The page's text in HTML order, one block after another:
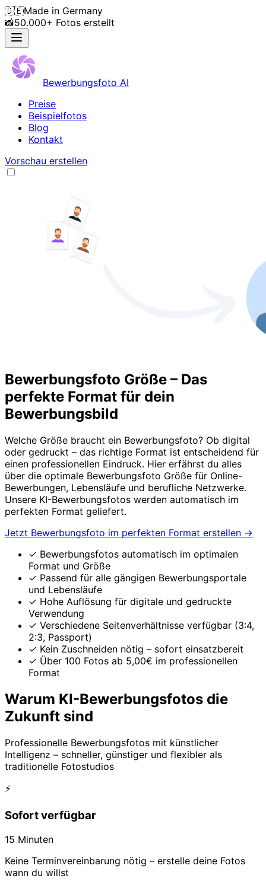
🇩🇪Made in Germany
📸50.000+ Fotos erstellt
Bewerbungsfoto AI
Preise
Beispielfotos
Blog
Kontakt
Vorschau erstellen
Bewerbungsfoto Größe – Das
perfekte Format für dein
Bewerbungsbild
Welche Größe braucht ein Bewerbungsfoto? Ob digital
oder gedruckt – das richtige Format ist entscheidend für
einen professionellen Eindruck. Hier erfährst du alles
über die optimale Bewerbungsfoto Größe für Online-
Bewerbungen, Lebensläufe und berufliche Netzwerke.
Unsere KI-Bewerbungsfotos werden automatisch im
perfekten Format geliefert.
Jetzt Bewerbungsfoto im perfekten Format erstellen →
✓ Bewerbungsfotos automatisch im optimalen
Format und Größe
✓ Passend für alle gängigen Bewerbungsportale
und Lebensläufe
✓ Hohe Auflösung für digitale und gedruckte
Verwendung
✓ Verschiedene Seitenverhältnisse verfügbar (3:4,
2:3, Passport)
✓ Kein Zuschneiden nötig – sofort einsatzbereit
✓ Über 100 Fotos ab 5,00€ im professionellen
Format
Warum KI-Bewerbungsfotos die
Zukunft sind
Professionelle Bewerbungsfotos mit künstlicher
Intelligenz – schneller, günstiger und flexibler als
traditionelle Fotostudios
⚡
Sofort verfügbar
15 Minuten
Keine Terminvereinbarung nötig – erstelle deine Fotos
wann du willst